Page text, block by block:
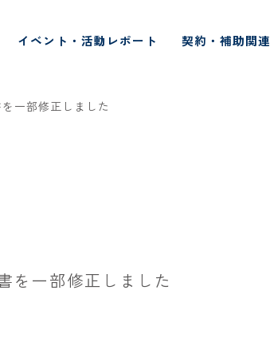
イベント・活動レポート 契約・補助関連
一部修正しました
を一部修正しました